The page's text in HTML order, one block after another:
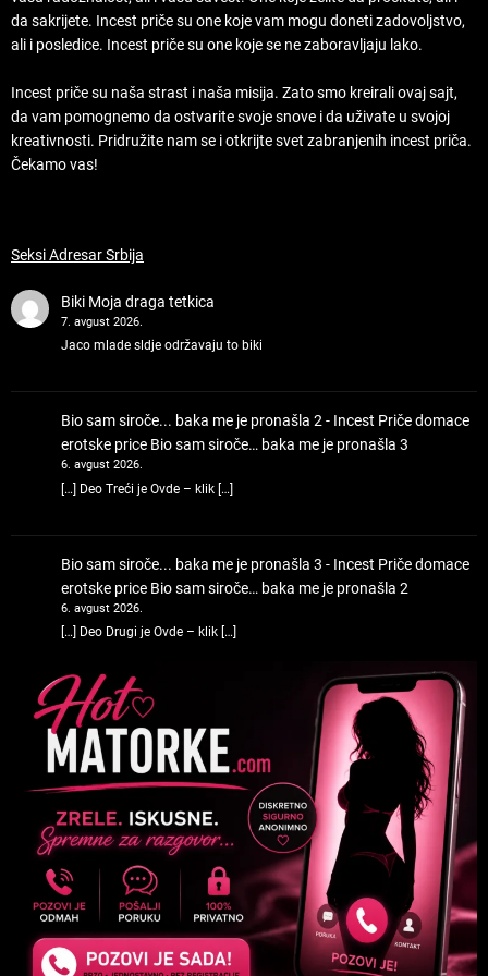
da sakrijete. Incest priče su one koje vam mogu doneti zadovoljstvo,
ali i posledice. Incest priče su one koje se ne zaboravljaju lako.
Incest priče su naša strast i naša misija. Zato smo kreirali ovaj sajt,
da vam pomognemo da ostvarite svoje snove i da uživate u svojoj
kreativnosti. Pridružite nam se i otkrijte svet zabranjenih incest priča.
Čekamo vas!
Seksi Adresar Srbija
Biki Moja draga tetkica
7. avgust 2026.
Jaco mlade sldje održavaju to biki
Bio sam siroče... baka me je pronašla 2 - Incest Priče domace
erotske price Bio sam siroče… baka me je pronašla 3
6. avgust 2026.
[…] Deo Treći je Ovde – klik […]
Bio sam siroče... baka me je pronašla 3 - Incest Priče domace
erotske price Bio sam siroče… baka me je pronašla 2
6. avgust 2026.
[…] Deo Drugi je Ovde – klik […]